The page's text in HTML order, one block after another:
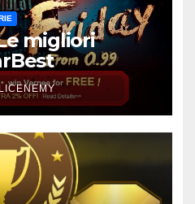
migliori